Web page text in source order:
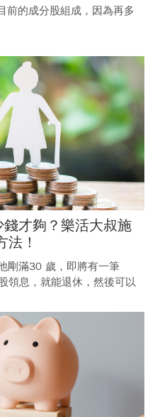
前的成分股組成，因為再多
才夠？樂活大叔施
！
剛滿30 歲，即將有一筆
領息，就能退休，然後可以